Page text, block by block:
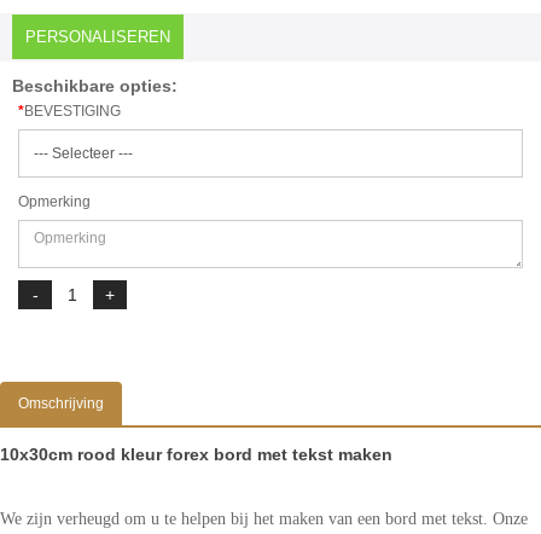
PERSONALISEREN
Beschikbare opties:
BEVESTIGING
Opmerking
Omschrijving
10x30cm rood kleur forex bord met tekst maken
We zijn verheugd om u te helpen bij het maken van een bord met tekst. Onze